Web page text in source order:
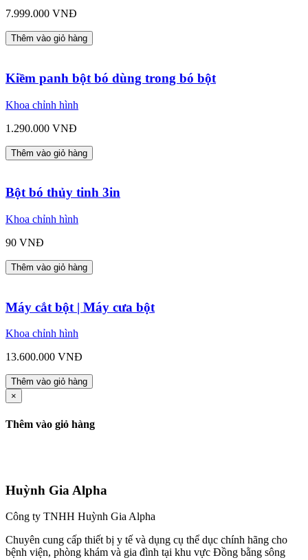
7.999.000 VNĐ
Thêm vào giỏ hàng
Kiềm panh bột bó dùng trong bó bột
Khoa chỉnh hình
1.290.000 VNĐ
Thêm vào giỏ hàng
Bột bó thủy tinh 3in
Khoa chỉnh hình
90 VNĐ
Thêm vào giỏ hàng
Máy cắt bột | Máy cưa bột
Khoa chỉnh hình
13.600.000 VNĐ
Thêm vào giỏ hàng
×
Thêm vào giỏ hàng
Huỳnh Gia Alpha
Công ty TNHH Huỳnh Gia Alpha
Chuyên cung cấp thiết bị y tế và dụng cụ thể dục chính hãng cho
bệnh viện, phòng khám và gia đình tại khu vực Đồng bằng sông